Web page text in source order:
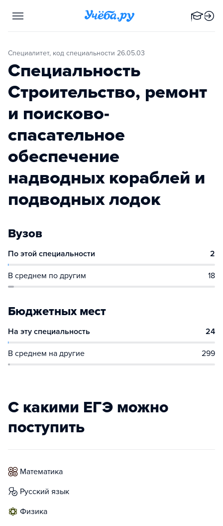
Специалитет, код специальности 26.05.03
Специальность
Строительство, ремонт
и поисково-
спасательное
обеспечение
надводных кораблей и
подводных лодок
Вузов
По этой специальности 2
В среднем по другим 18
Бюджетных мест
На эту специальность 24
В среднем на другие 299
С какими ЕГЭ можно
поступить
математика
русский язык
физика